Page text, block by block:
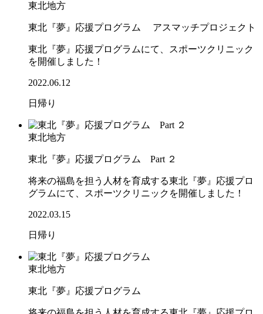
東北地方
東北『夢』応援プログラム アスマッチプロジェクト
東北『夢』応援プログラムにて、スポーツクリニック
を開催しました！
2022.06.12
日帰り
東北地方
東北『夢』応援プログラム Part ２
将来の福島を担う人材を育成する東北『夢』応援プロ
グラムにて、スポーツクリニックを開催しました！
2022.03.15
日帰り
東北地方
東北『夢』応援プログラム